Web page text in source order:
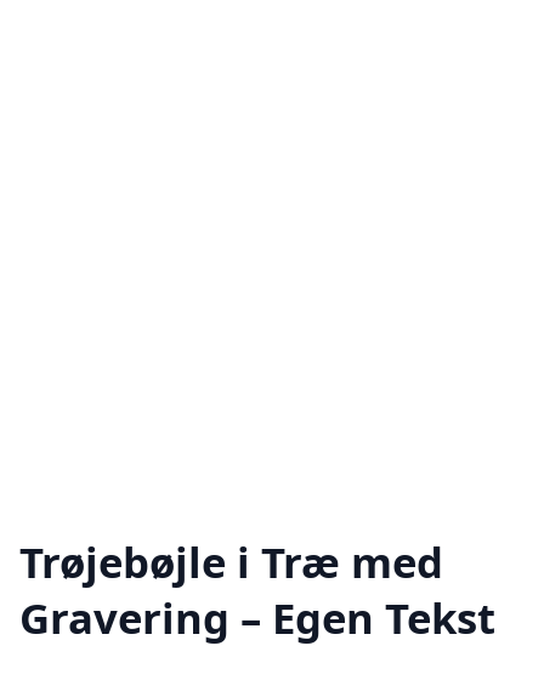
Trøjebøjle i Træ med
Gravering – Egen Tekst